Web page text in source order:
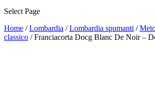
Select Page
Home /Lombardia /Lombardia spumanti /
classico / Franciacorta Docg Blanc De Noir –